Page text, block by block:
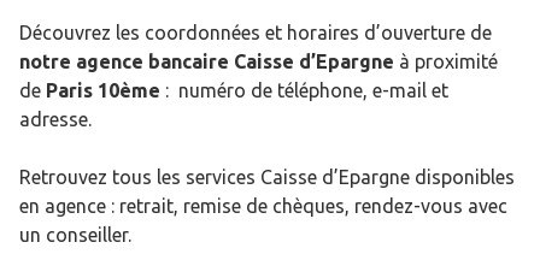
Découvrez les coordonnées et horaires d’ouverture de
notre agence bancaire Caisse d’Epargne à proximité
de Paris 10ème : numéro de téléphone, e-mail et
adresse.
Retrouvez tous les services Caisse d’Epargne disponibles
en agence : retrait, remise de chèques, rendez-vous avec
un conseiller.